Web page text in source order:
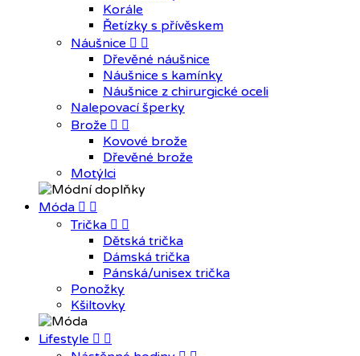
Korále
Řetízky s přívěskem
Náušnice  
Dřevěné náušnice
Náušnice s kamínky
Náušnice z chirurgické oceli
Nalepovací šperky
Brože  
Kovové brože
Dřevěné brože
Motýlci
Móda  
Trička  
Dětská trička
Dámská trička
Pánská/unisex trička
Ponožky
Kšiltovky
Lifestyle  